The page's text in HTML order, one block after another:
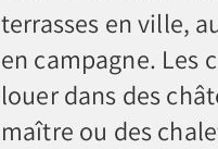
terrasses en ville,
en campagne. Les
louer dans des
maître ou des